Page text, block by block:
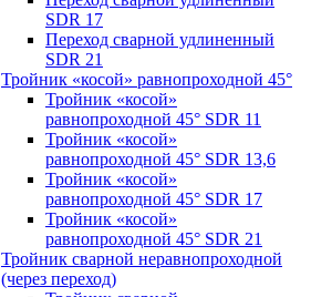
SDR 17
Переход сварной удлиненный
SDR 21
Тройник «косой» равнопроходной 45°
Тройник «косой»
равнопроходной 45° SDR 11
Тройник «косой»
равнопроходной 45° SDR 13,6
Тройник «косой»
равнопроходной 45° SDR 17
Тройник «косой»
равнопроходной 45° SDR 21
Тройник сварной неравнопроходной
(через переход)